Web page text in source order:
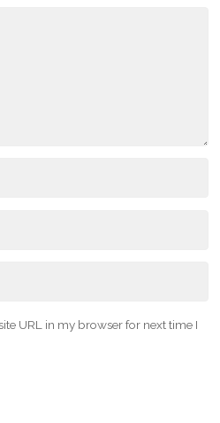
URL in my browser for next time I